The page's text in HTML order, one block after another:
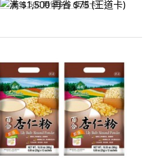
满 $1,500 再省 $75 (王道卡)